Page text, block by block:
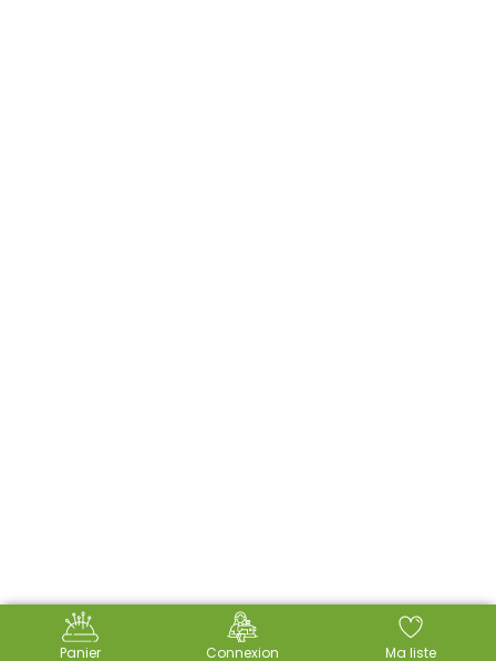
Panier Connexion Ma liste